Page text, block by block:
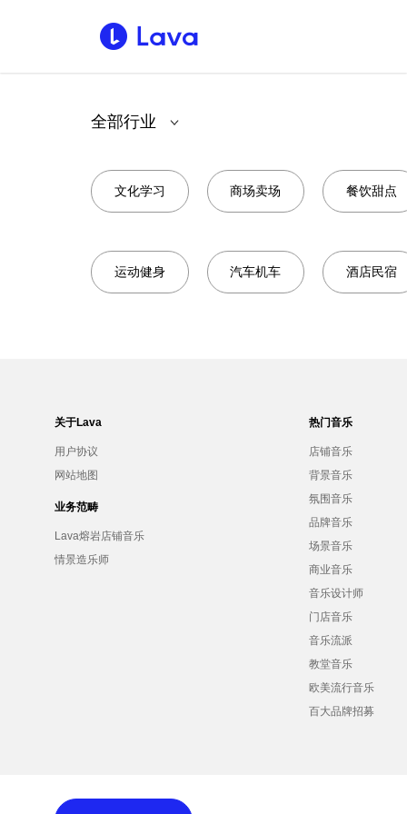
全部行业
文化学习 商场卖场 餐饮甜点
运动健身 汽车机车 酒店民宿
关于Lava
用户协议
网站地图
业务范畴
Lava熔岩店铺音乐
情景造乐师
热门音乐
店铺音乐
背景音乐
氛围音乐
品牌音乐
场景音乐
商业音乐
音乐设计师
门店音乐
音乐流派
教堂音乐
欧美流行音乐
百大品牌招募